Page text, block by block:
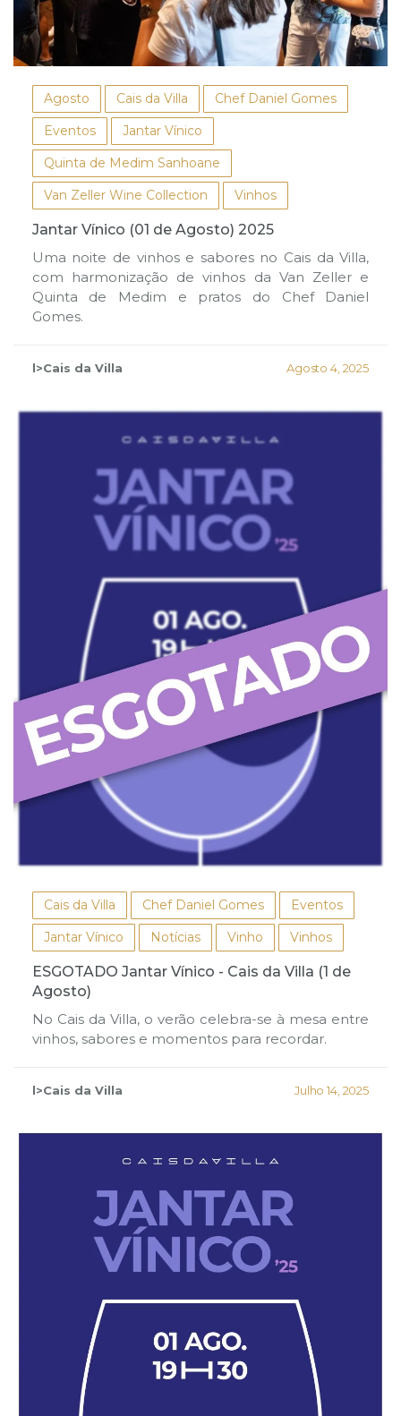
Agosto Cais da Villa
Chef Daniel Gomes
Eventos
Jantar Vínico
Quinta de Medim Sanhoane
Van Zeller Wine Collection
Vinhos
Jantar Vínico (01 de Agosto) 2025
Uma noite de vinhos e sabores no Cais da Villa,
com harmonização de vinhos da Van Zeller e
Quinta de Medim e pratos do Chef Daniel
Gomes.
l>Cais da Villa Agosto 4, 2025
Cais da Villa Chef Daniel Gomes
Eventos
Jantar Vínico
Notícias Vinho Vinhos
ESGOTADO Jantar Vínico - Cais da Villa (1 de
Agosto)
No Cais da Villa, o verão celebra-se à mesa entre
vinhos, sabores e momentos para recordar.
l>Cais da Villa Julho 14, 2025